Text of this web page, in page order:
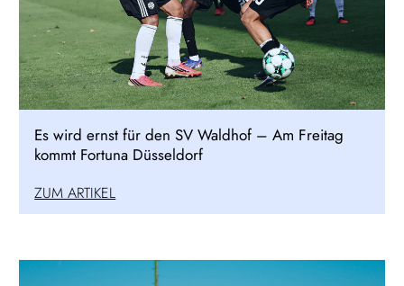
Es wird ernst für den SV Waldhof – Am Freitag
kommt Fortuna Düsseldorf
ZUM ARTIKEL